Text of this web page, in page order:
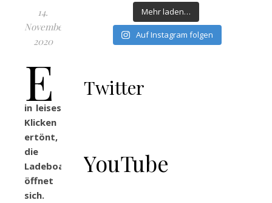
14.
November
2020
E
in leises
Klicken
ertönt,
die
Ladeboardwand
öffnet
sich.
Mehr laden…
Auf Instagram folgen
Twitter
YouTube